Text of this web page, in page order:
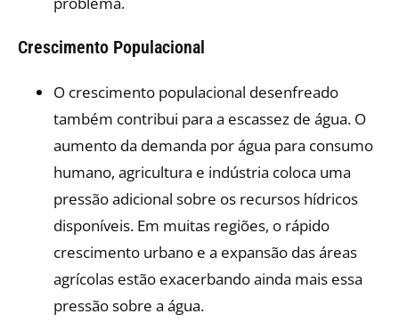
Crescimento Populacional
O crescimento populacional desenfreado
também contribui para a escassez de água. O
aumento da demanda por água para consumo
humano, agricultura e indústria coloca uma
pressão adicional sobre os recursos hídricos
disponíveis. Em muitas regiões, o rápido
crescimento urbano e a expansão das áreas
agrícolas estão exacerbando ainda mais essa
pressão sobre a água.